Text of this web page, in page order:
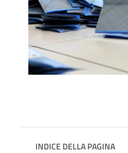
INDICE DELLA PAGINA